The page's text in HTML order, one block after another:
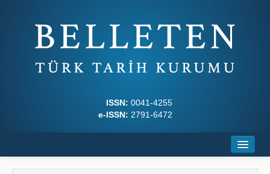
ISSN: 0041-4255
e-ISSN: 2791-6472